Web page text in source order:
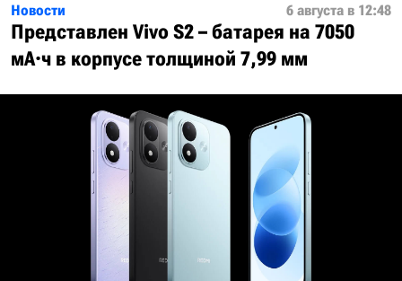
Новости 6 августа в 12:48
Представлен Vivo S2 – батарея на 7050
мА·ч в корпусе толщиной 7,99 мм